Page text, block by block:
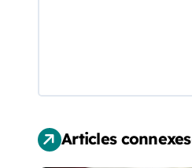
a
t
i
Articles connexes